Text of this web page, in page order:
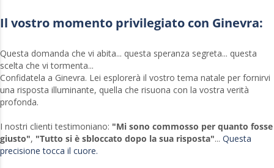
Il vostro momento privilegiato con Ginevra:
Questa domanda che vi abita... questa speranza segreta... questa
scelta che vi tormenta...
Confidatela a Ginevra. Lei esplorerà il vostro tema natale per fornirvi
una risposta illuminante, quella che risuona con la vostra verità
profonda.
I nostri clienti testimoniano: "Mi sono commosso per quanto fosse
giusto", "Tutto si è sbloccato dopo la sua risposta"... Questa
precisione tocca il cuore.